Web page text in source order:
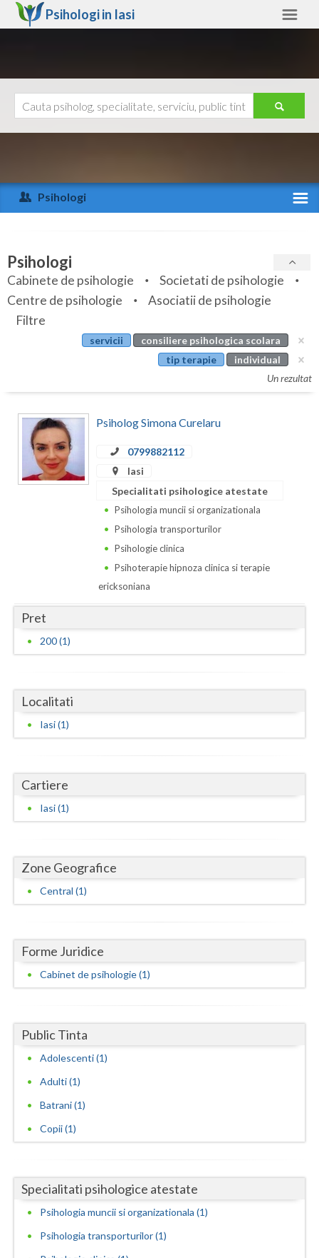
Psihologi in Iasi
Arad
Arges
Bihor
Bistrita-Nasaud
Botosani
Bucuresti
Buzau
Calarasi
Dambovita
Dolj
Giurgiu
Gorj
Hunedoara
Ialomita
Ilfov
Mures
Neamt
Prahova
Satu-Mare
Sibiu
Teleorman
Timis
Tulcea
Ajutor
Psihologi
Specialitati
Servicii
Articole
Evenimente
Psihologi
Cabinete de psihologie
Societati de psihologie
Centre de psihologie
Asociatii de psihologie
Filtre
servicii
consiliere psihologica scolara
tip terapie
individual
Un rezultat
Psiholog Simona Curelaru
0799882112
Iasi
Specialitati psihologice atestate
Psihologia muncii si organizationala
Psihologia transporturilor
Psihologie clinica
Psihoterapie hipnoza clinica si terapie
ericksoniana
Pret
200 (1)
Localitati
Iasi (1)
Cartiere
Iasi (1)
Zone Geografice
Central (1)
Forme Juridice
Cabinet de psihologie (1)
Public Tinta
Adolescenti (1)
Adulti (1)
Batrani (1)
Copii (1)
Specialitati psihologice atestate
Psihologia muncii si organizationala (1)
Psihologia transporturilor (1)